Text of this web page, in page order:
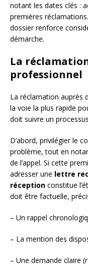
notant les dates clés :
premières
dossier renforce
démarche.
La
professionnel
La réclamation auprès
la voie la plus rapide
doit suivre un
D’abord, privilégier le
problème, tout en
de l’appel. Si cette
adresser une lettre
réception constitue
doit être factuelle,
– Un rappel
– La mention des
– Une demande claire